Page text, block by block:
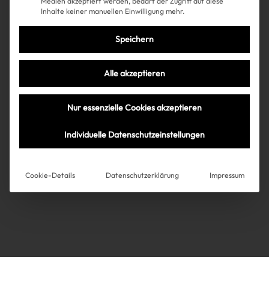
Über uns Kooperationen
AGB
Über uns
Kooperationen
Instagram
Très Click
Impressum
AGB
Inhalte keiner manuellen Einwilligung mehr.
Speichern
Alle akzeptieren
Nur essenzielle Cookies akzeptieren
Individuelle Datenschutzeinstellungen
Cookie-Details Datenschutzerklärung Impressum